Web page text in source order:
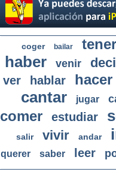
coger bailar tener
haber venir
ver hablar hacer
cantar jugar
comer estudiar
salir vivir andar
querer saber leer